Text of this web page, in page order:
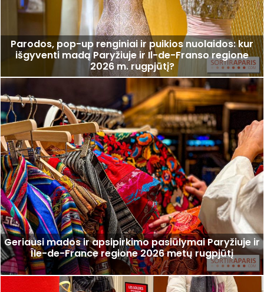
Parodos, pop-up renginiai ir puikios nuolaidos: kur
išgyventi madą Paryžiuje ir Il-de-Franso regione
2026 m. rugpjūtį?
Geriausi mados ir apsipirkimo pasiūlymai Paryžiuje ir
Île-de-France regione 2026 metų rugpjūtį